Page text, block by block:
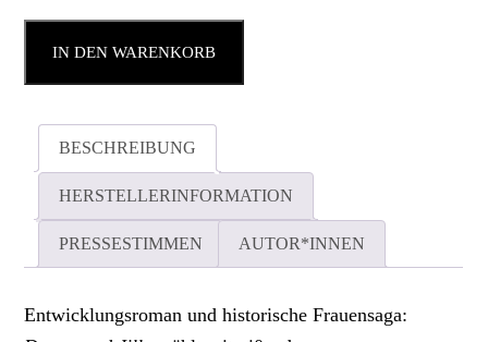
IN DEN WARENKORB
BESCHREIBUNG
HERSTELLERINFORMATION
PRESSESTIMMEN AUTOR*INNEN
Entwicklungsroman und historische Frauensaga: